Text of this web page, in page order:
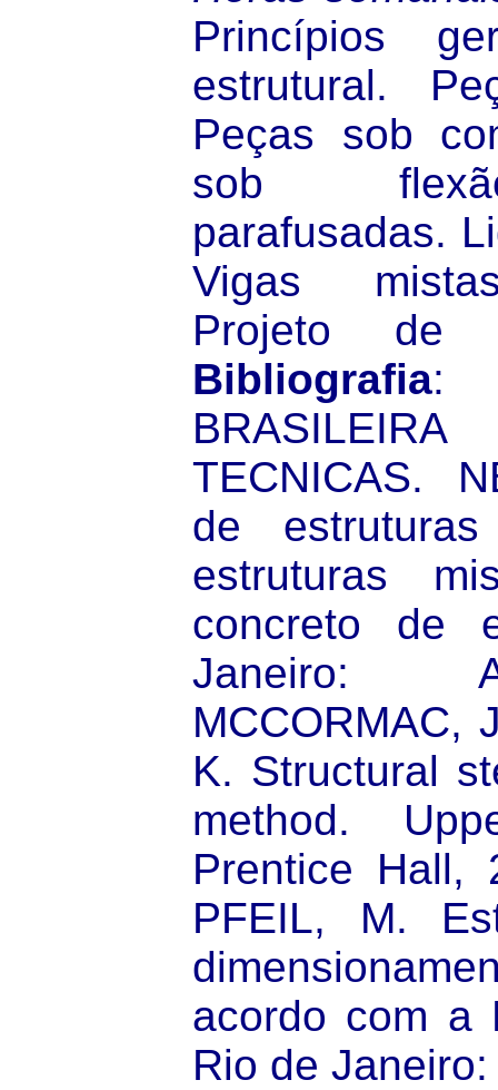
Princípios
estrutural.
Peças sob
sob
parafusadas.
Vigas
Projeto de
Bibliografia:
TECNICAS.
de
estruturas
concreto de
Janeiro:
MCCORMAC,
K. Structural
method.
Prentice Hall,
PFEIL, M.
acordo com a
Rio de